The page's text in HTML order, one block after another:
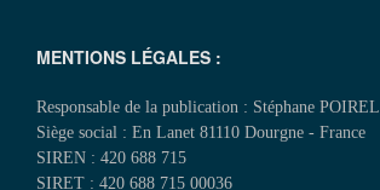
MENTIONS LÉGALES :
Responsable de la publication : Stéphane POIREL
Siège social : En Lanet 81110 Dourgne - France
SIREN : 420 688 715
SIRET : 420 688 715 00036